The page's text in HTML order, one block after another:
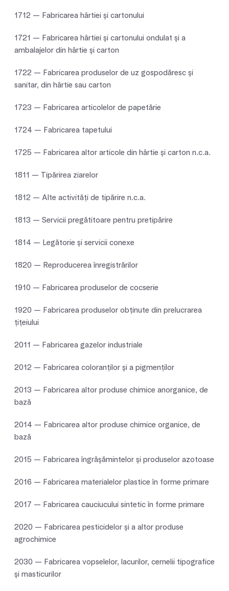
1712 — Fabricarea hârtiei şi cartonului
1721 — Fabricarea hârtiei şi cartonului ondulat şi a
ambalajelor din hârtie şi carton
1722 — Fabricarea produselor de uz gospodăresc şi
sanitar, din hârtie sau carton
1723 — Fabricarea articolelor de papetărie
1724 — Fabricarea tapetului
1725 — Fabricarea altor articole din hârtie şi carton n.c.a.
1811 — Tipărirea ziarelor
1812 — Alte activităţi de tipărire n.c.a.
1813 — Servicii pregătitoare pentru pretipărire
1814 — Legătorie şi servicii conexe
1820 — Reproducerea înregistrărilor
1910 — Fabricarea produselor de cocserie
1920 — Fabricarea produselor obţinute din prelucrarea
ţiţeiului
2011 — Fabricarea gazelor industriale
2012 — Fabricarea coloranţilor şi a pigmenţilor
2013 — Fabricarea altor produse chimice anorganice, de
bază
2014 — Fabricarea altor produse chimice organice, de
bază
2015 — Fabricarea îngrăşămintelor şi produselor azotoase
2016 — Fabricarea materialelor plastice în forme primare
2017 — Fabricarea cauciucului sintetic în forme primare
2020 — Fabricarea pesticidelor şi a altor produse
agrochimice
2030 — Fabricarea vopselelor, lacurilor, cernelii tipografice
şi masticurilor